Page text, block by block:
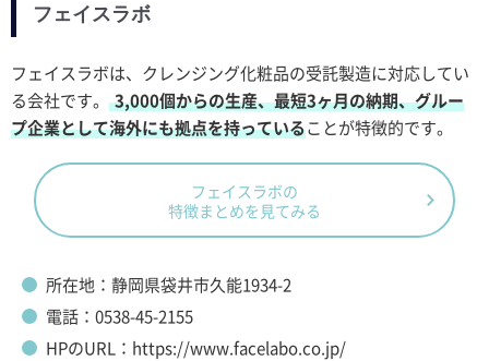
フェイスラボ
フェイスラボは、クレンジング化粧品の受託製造に対応してい
る会社です。
3,000個からの生産、最短3ヶ月の納期、グルー
プ企業として海外にも拠点を持っていることが特徴的です。
フェイスラボの
特徴まとめを見てみる
所在地：静岡県袋井市久能1934-2
電話：0538-45-2155
HPのURL：https://www.facelabo.co.jp/